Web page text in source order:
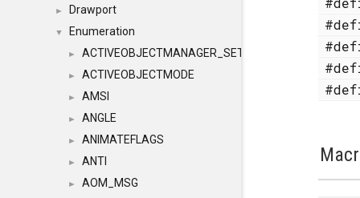
► Drawport
▼ Enumeration
► ACTIVEOBJECTMANAGER_SETOBJECTS
► ACTIVEOBJECTMODE
► AMSI
► ANGLE
► ANIMATEFLAGS
► ANTI
►
AOM_MSG